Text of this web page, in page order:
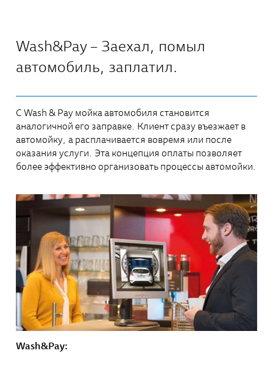
Wash&Pay – Заехал, помыл
автомобиль, заплатил.
C Wash & Pay мойка автомобиля становится
аналогичной его заправке. Клиент сразу въезжает в
автомойку, а расплачивается вовремя или после
оказания услуги. Эта концепция оплаты позволяет
более эффективно организовать процессы автомойки.
Wash&Pay: